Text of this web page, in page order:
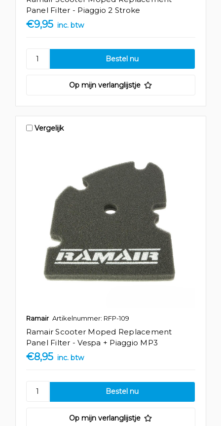
Panel Filter - Piaggio 2 Stroke
€9,95 inc. btw
Op mijn verlanglijstje
Vergelijk
Ramair Artikelnummer: RFP-109
Ramair Scooter Moped Replacement
Panel Filter - Vespa + Piaggio MP3
€8,95 inc. btw
Op mijn verlanglijstje